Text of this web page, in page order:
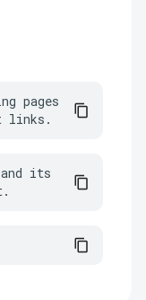
pages
links.
its